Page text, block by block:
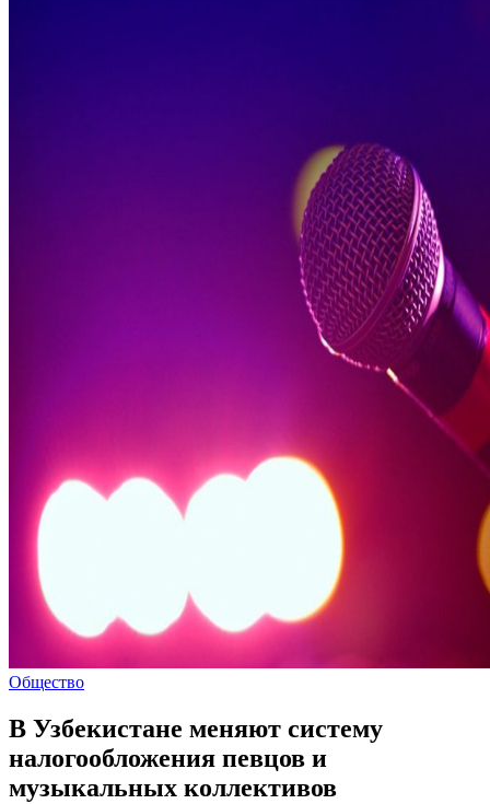
Общество
В Узбекистане меняют систему
налогообложения певцов и
музыкальных коллективов